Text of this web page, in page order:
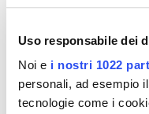
Uso responsabile dei
Noi e i nostri 1022
personali, ad esempio
tecnologie come i
Altri
-42%